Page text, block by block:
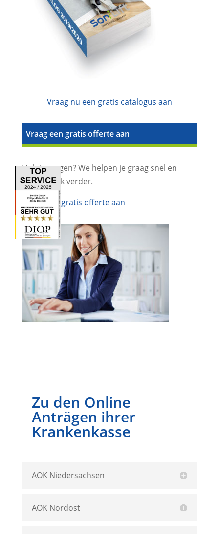
Vraag nu een gratis catalogus aan
Vraag een gratis offerte aan
Heb je vragen? We helpen je graag snel en
gemakkelijk verder.
Vraag een gratis offerte aan
Zu den Online
Anträgen ihrer
Krankenkasse
AOK Niedersachsen
AOK Nordost